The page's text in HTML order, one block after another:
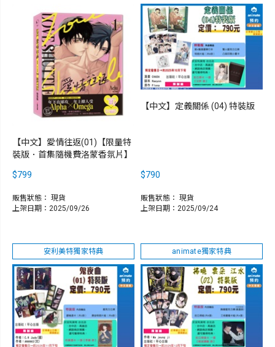
【中文】愛情往返(01)【限量特
裝版．首集隨機費洛蒙香氛片】
$799
販售狀態： 現貨
上架日期：2025/09/26
【中文】定義關係 (04) 特裝版
$790
販售狀態： 現貨
上架日期：2025/09/24
安利美特獨家特典 animate獨家特典